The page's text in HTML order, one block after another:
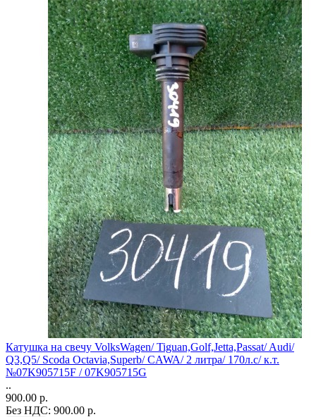
Катушка на свечу VolksWagen/ Tiguan,Golf,Jetta,Passat/ Audi/
Q3,Q5/ Scoda Octavia,Superb/ CAWA/ 2 литра/ 170л.с/ к.т.
№07K905715F / 07K905715G
..
900.00 р.
Без НДС: 900.00 р.